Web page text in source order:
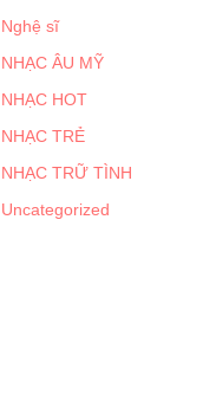
Nghệ sĩ
NHẠC ÂU MỸ
NHẠC HOT
NHẠC TRẺ
NHẠC TRỮ TÌNH
Uncategorized